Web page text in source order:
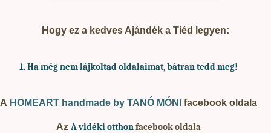
Hogy ez a kedves Ajándék a Tiéd legyen:
1. Hamég nem lájkoltad oldalaimat, bátran tedd meg!
A HOMEART handmade by TANÓ MÓNI facebook oldala
Az A vidéki otthonfacebook oldala